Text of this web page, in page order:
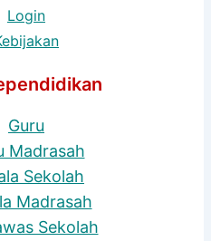
Login
Guru
Madrasah
Sekolah
Madrasah
Sekolah